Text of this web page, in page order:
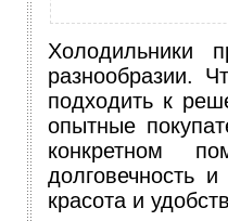
Холодильники
разнообразии.
подходить к
опытные
конкретном
долговечность
красота и